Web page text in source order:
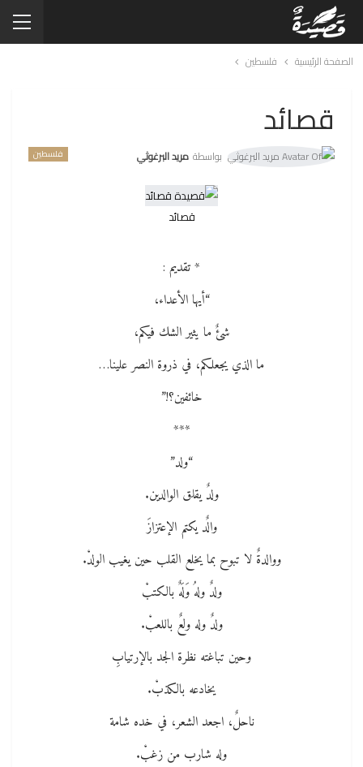
الصفحة الرئيسية فلسطين
قصائد
فلسطين بواسطة مريد البرغوثي
قصائد
* تقديم :
“أيها الأعداء،
شئٌ ما يثير الشك فيكم،
ما الذي يجعلكم، في ذروة النصر علينا…
خائفين؟!”
***
“ولد”
ولدٌ يقلق الوالدين.
والٌد يكتم الإعتزازَ
ووالدةٌ لا تبوح بما يخلع القلب حين يغيب الولدْ.
ولدٌ ولهُ وَلَهٌ بالكتبْ
ولدٌ وله ولعٌ باللعبْ.
وحين تباغته نظرة الجد بالإرتيابِ
يخادعه بالكذبْ.
ناحلٌ، اجعد الشعر، في خده شامة
وله شارب من زغبْ.